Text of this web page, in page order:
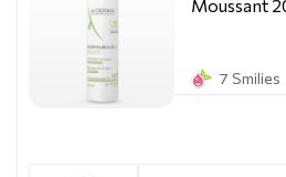
Moussant
7 Smilies